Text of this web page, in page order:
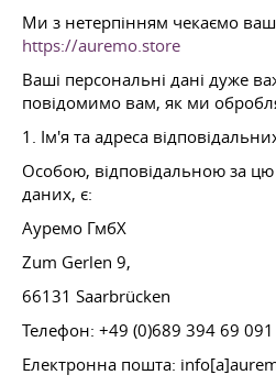
Ми з нетерпінням чекаємо
https://auremo.store
Ваші персональні дані дуже
повідомимо вам, як ми
1. Ім'я та адреса
Особою, відповідальною за
даних, є:
Ауремо ГмбХ
Zum Gerlen 9,
66131 Saarbrücken
Телефон: +49 (0)689 394 69 091
Електронна пошта: